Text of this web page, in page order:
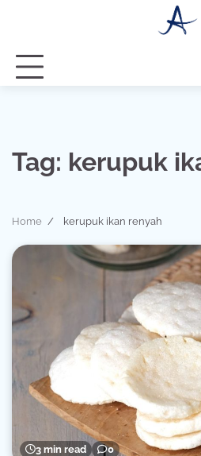
Tag: kerupuk
Home kerupuk ikan renyah
3 min read 0